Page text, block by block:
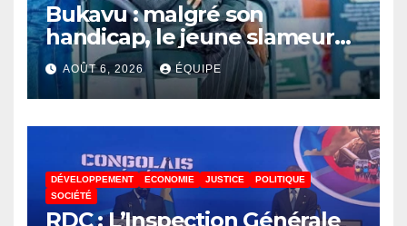
Bukavu : malgré son
handicap, le jeune slameur
Akonkwa Kenyata Bernard
lance un appel à la solidarité
pour poursuivre ses études
AOÛT 6, 2026 ÉQUIPE
DÉVELOPPEMENT ECONOMIE JUSTICE
POLITIQUE
SOCIÉTÉ
RDC : L’Inspection Générale